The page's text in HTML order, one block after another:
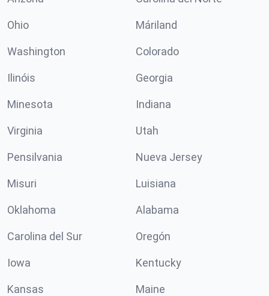
Ohio Máriland
Washington Colorado
Ilinóis Georgia
Minesota Indiana
Virginia Utah
Pensilvania Nueva Jersey
Misuri Luisiana
Oklahoma Alabama
Carolina del Sur Oregón
Iowa Kentucky
Kansas Maine